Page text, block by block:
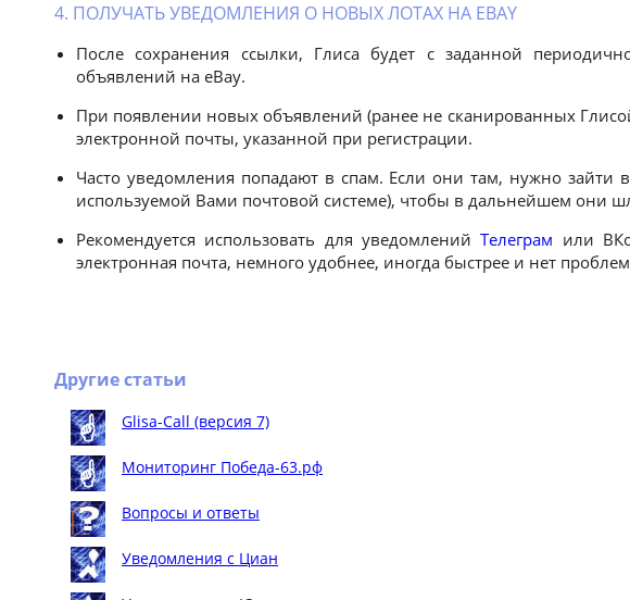
4. ПОЛУЧАТЬ УВЕДОМЛЕНИЯ О НОВЫХ ЛОТАХ НА EBAY
После сохранения ссылки, Глиса будет с заданной
объявлений на eBay.
При появлении новых объявлений (ранее не сканированных
электронной почты, указанной при регистрации.
Часто уведомления попадают в спам. Если они там, нужно
используемой Вами почтовой системе), чтобы в дальнейшем они
Рекомендуется использовать для уведомленийТелеграм или
электронная почта, немного удобнее, иногда быстрее и нет
Другие статьи
Glisa-Call (версия 7)
Мониторинг Победа-63.рф
Вопросы и ответы
Уведомления с Циан